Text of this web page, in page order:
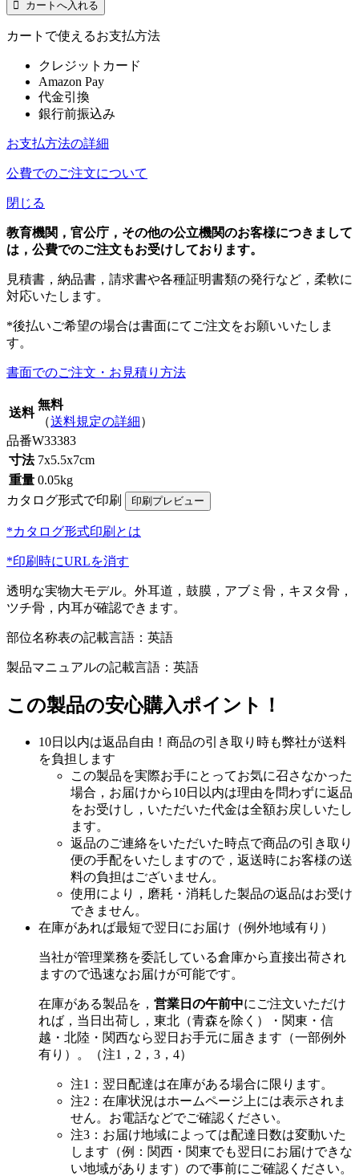
カートで使えるお支払方法
クレジットカード
Amazon Pay
代金引換
銀行前振込み
お支払方法の詳細
公費でのご注文について
閉じる
教育機関，官公庁，その他の公立機関のお客様につきまして
は，公費でのご注文もお受けしております。
見積書，納品書，請求書や各種証明書類の発行など，柔軟に
対応いたします。
*後払いご希望の場合は書面にてご注文をお願いいたしま
す。
書面でのご注文・お見積り方法
送料
無料
（送料規定の詳細）
品番W33383
寸法 7x5.5x7cm
重量 0.05kg
カタログ形式で印刷
*カタログ形式印刷とは
*印刷時にURLを消す
透明な実物大モデル。外耳道，鼓膜，アブミ骨，キヌタ骨，
ツチ骨，内耳が確認できます。
部位名称表の記載言語：英語
製品マニュアルの記載言語：英語
この製品の安心購入ポイント！
10日以内は返品自由！商品の引き取り時も弊社が送料
を負担します
この製品を実際お手にとってお気に召さなかった
場合，お届けから10日以内は理由を問わずに返品
をお受けし，いただいた代金は全額お戻しいたし
ます。
返品のご連絡をいただいた時点で商品の引き取り
便の手配をいたしますので，返送時にお客様の送
料の負担はございません。
使用により，磨耗・消耗した製品の返品はお受け
できません。
在庫があれば最短で翌日にお届け（例外地域有り）
当社が管理業務を委託している倉庫から直接出荷され
ますので迅速なお届けが可能です。
在庫がある製品を， 営業日の午前中にご注文いただけ
れば，当日出荷し，東北（青森を除く）・関東・信
越・北陸・関西なら翌日お手元に届きます（一部例外
有り）。（注1，2，3，4）
注1：翌日配達は在庫がある場合に限ります。
注2：在庫状況はホームページ上には表示されま
せん。お電話などでご確認ください。
注3：お届け地域によっては配達日数は変動いた
します（例：関西・関東でも翌日にお届けできな
い地域があります）ので事前にご確認ください。